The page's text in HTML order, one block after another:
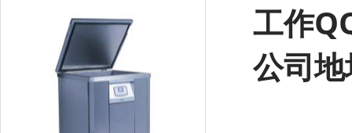
工作
公司